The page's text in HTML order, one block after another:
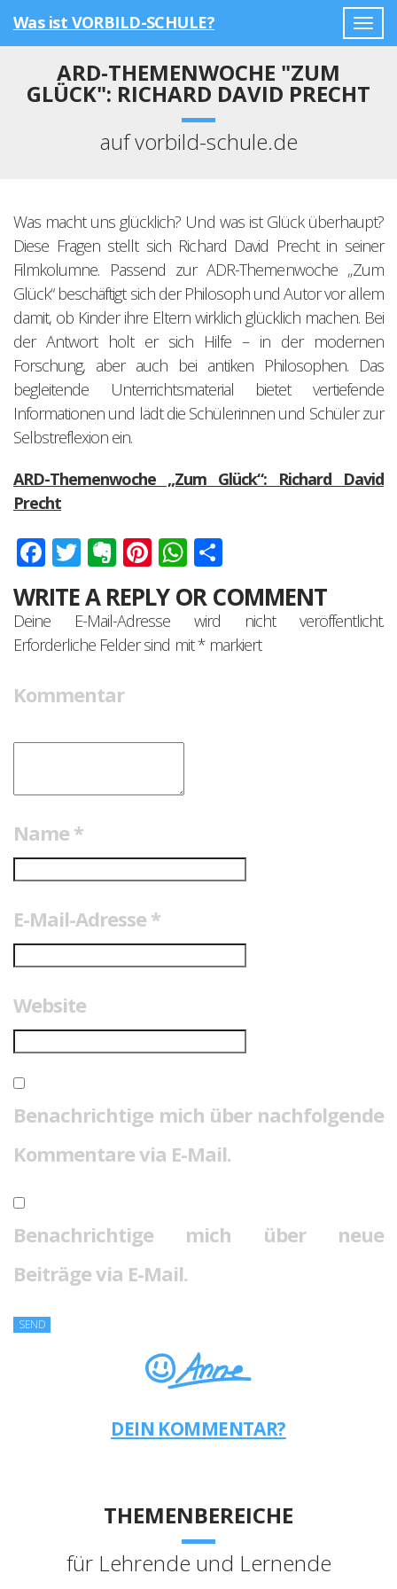
Was ist VORBILD-SCHULE?
ARD-THEMENWOCHE "ZUM
GLÜCK": RICHARD DAVID PRECHT
auf vorbild-schule.de
Was macht uns glücklich? Und was ist Glück überhaupt?
Diese Fragen stellt sich Richard David Precht in seiner
Filmkolumne. Passend zur ADR-Themenwoche „Zum
Glück“ beschäftigt sich der Philosoph und Autor vor allem
damit, ob Kinder ihre Eltern wirklich glücklich machen. Bei
der Antwort holt er sich Hilfe – in der modernen
Forschung, aber auch bei antiken Philosophen. Das
begleitende Unterrichtsmaterial bietet vertiefende
Informationen und lädt die Schülerinnen und Schüler zur
Selbstreflexion ein.
ARD-Themenwoche „Zum Glück“: Richard David
Precht
Facebook
Twitter
Evernote
Pinterest
WhatsApp
WRITE A REPLY OR COMMENT
Deine E-Mail-Adresse wird nicht veröffentlicht.
Erforderliche Felder sind mit*markiert
Kommentar
Name *
E-Mail-Adresse *
Website
Benachrichtige mich über nachfolgende
Kommentare via E-Mail.
Benachrichtige mich über neue
Beiträge via E-Mail.
DEIN KOMMENTAR?
THEMENBEREICHE
für Lehrende und Lernende